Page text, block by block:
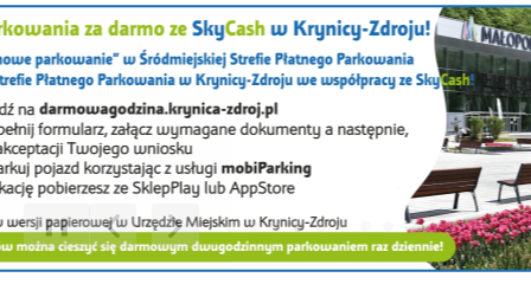
Poprzedni Element
Następny Element
❚❚